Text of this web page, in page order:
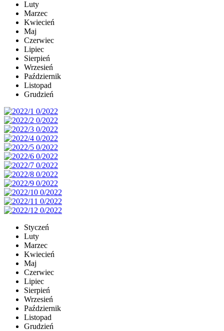
Luty
Marzec
Kwiecień
Maj
Czerwiec
Lipiec
Sierpień
Wrzesień
Październik
Listopad
Grudzień
Styczeń
Luty
Marzec
Kwiecień
Maj
Czerwiec
Lipiec
Sierpień
Wrzesień
Październik
Listopad
Grudzień